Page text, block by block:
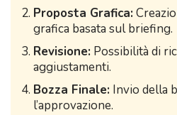
Proposta Grafica:
grafica basata sul briefing.
Revisione: Possibilità di
aggiustamenti.
Bozza Finale: Invio della
l’approvazione.